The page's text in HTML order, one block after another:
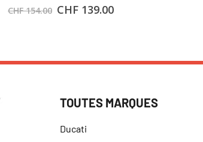
CHF154.00 CHF 139.00
TOUTES MARQUES
Ducati